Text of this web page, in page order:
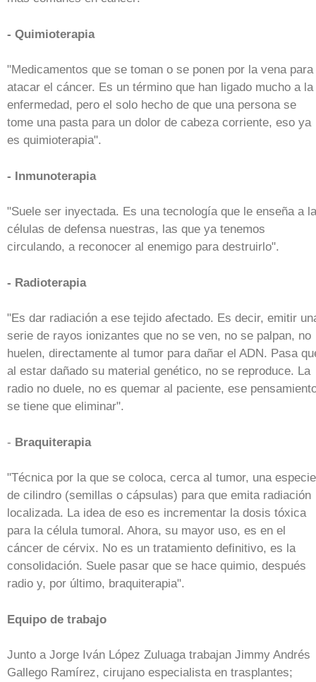
- Quimioterapia
"Medicamentos que se toman o se ponen por la vena para
atacar el cáncer. Es un término que han ligado mucho a la
enfermedad, pero el solo hecho de que una persona se
tome una pasta para un dolor de cabeza corriente, eso ya
es quimioterapia".
- Inmunoterapia
"Suele ser inyectada. Es una tecnología que le enseña a
células de defensa nuestras, las que ya tenemos
circulando, a reconocer al enemigo para destruirlo".
- Radioterapia
"Es dar radiación a ese tejido afectado. Es decir, emitir
serie de rayos ionizantes que no se ven, no se palpan, no
huelen, directamente al tumor para dañar el ADN. Pasa
al estar dañado su material genético, no se reproduce. La
radio no duele, no es quemar al paciente, ese
se tiene que eliminar".
- Braquiterapia
"Técnica por la que se coloca, cerca al tumor, una especie
de cilindro (semillas o cápsulas) para que emita radiación
localizada. La idea de eso es incrementar la dosis tóxica
para la célula tumoral. Ahora, su mayor uso, es en el
cáncer de cérvix. No es un tratamiento definitivo, es la
consolidación. Suele pasar que se hace quimio, después
radio y, por último, braquiterapia".
Equipo de trabajo
Junto a Jorge Iván López Zuluaga trabajan Jimmy Andrés
Gallego Ramírez, cirujano especialista en trasplantes;